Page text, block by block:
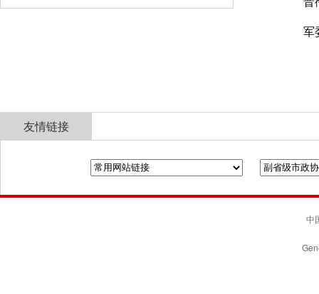
军
友情链接
中